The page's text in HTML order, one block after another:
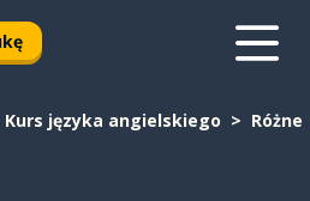
Kurs języka angielskiego Różne